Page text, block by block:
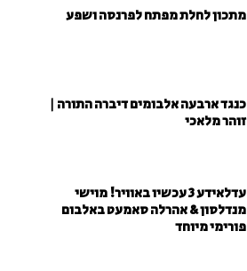
מתכון לחלת מפתח לפרנסה ושפע
כנגד ארבעה אלבומים דיברה התורה |
זוהר מלאכי
עדלאידע 3 עכשיו באוויר! מוישי
מנדלסון & אהרלה סאמעט באלבום
פורימי מיוחד